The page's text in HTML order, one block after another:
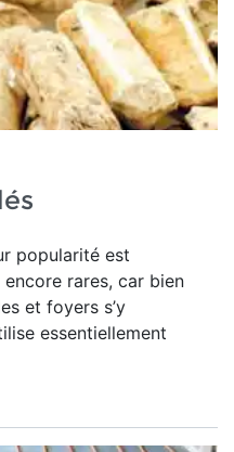
popularité est
rares, car bien
et foyers s’y
essentiellement